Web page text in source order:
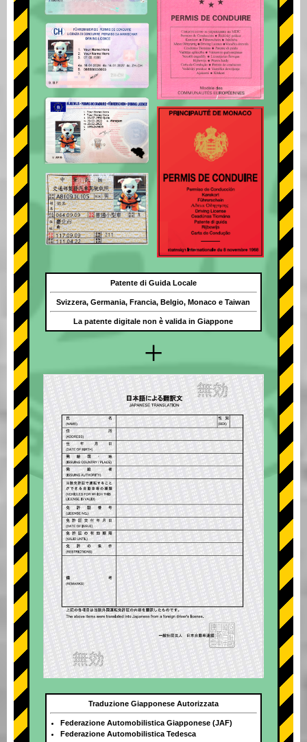
+
Patente di Guida Locale
Svizzera, Germania, Francia, Belgio, Monaco e Taiwan
La patente digitale non è valida in Giappone
Traduzione Giapponese Autorizzata
Federazione Automobilistica Giapponese (JAF)
Federazione Automobilistica Tedesca